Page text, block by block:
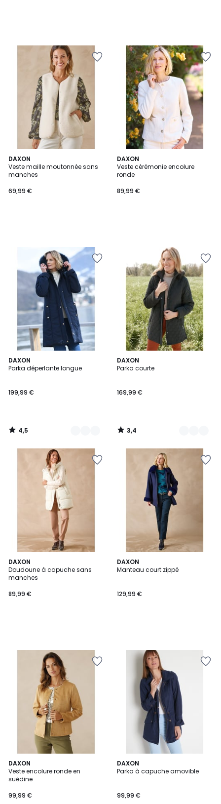
DAXON
Veste maille moutonnée sans
manches
69,99 €
DAXON
Veste cérémonie encolure
ronde
89,99 €
DAXON
Parka déperlante longue
199,99 €
4,5
/ 5
3
Couleurs
4,5
/
DAXON
Parka courte
169,99 €
3,4
/ 5
3
Couleurs
3,4
/
DAXON
Doudoune à capuche sans
manches
89,99 €
DAXON
Manteau court zippé
129,99 €
DAXON
Veste encolure ronde en
suédine
99,99 €
DAXON
Parka à capuche amovible
99,99 €
2
Couleurs